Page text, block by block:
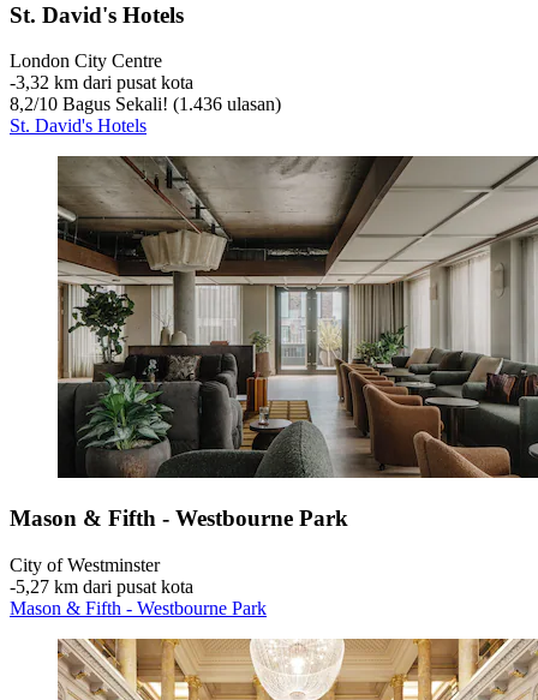
St. David's Hotels
London City Centre
‐3,32 km dari pusat kota
8,2/10 Bagus Sekali! (1.436 ulasan)
St. David's Hotels
Mason & Fifth - Westbourne Park
City of Westminster
‐5,27 km dari pusat kota
Mason & Fifth - Westbourne Park